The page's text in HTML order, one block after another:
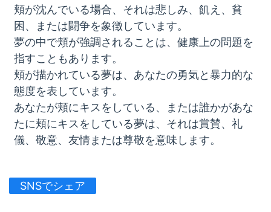
頬が沈んでいる場合、それは悲しみ、飢え、貧
困、または闘争を象徴しています。
夢の中で頬が強調されることは、健康上の問題を
指すこともあります。
頬が描かれている夢は、あなたの勇気と暴力的な
態度を表しています。
あなたが頬にキスをしている、または誰かがあな
たに頬にキスをしている夢は、それは賞賛、礼
儀、敬意、友情または尊敬を意味します。
SNSでシェア